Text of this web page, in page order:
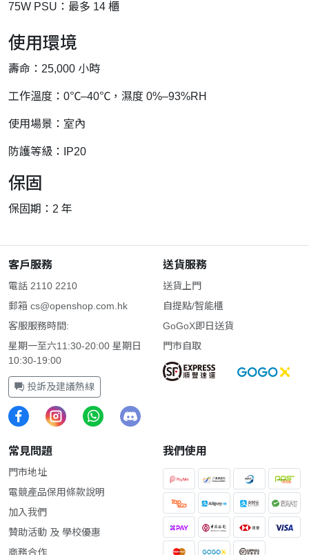
75W PSU：最多 14 櫃
使用環境
壽命：25,000 小時
工作溫度：0℃–40℃，濕度 0%–93%RH
使用場景：室內
防護等級：IP20
保固
保固期：2 年
客戶服務
電話 2110 2210
郵箱 cs@openshop.com.hk
客服服務時間:
星期一至六11:30-20:00 星期日
10:30-19:00
投訴及建議熱線
送貨服務
送貨上門
自提點/智能櫃
GoGoX即日送貨
門市自取
常見問題
門市地址
電競產品保用條款說明
加入我們
贊助活動 及 學校優惠
商務合作
我們使用